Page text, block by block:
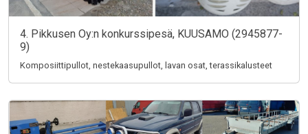
4. Pikkusen Oy:n konkurssipesä, KUUSAMO (2945877-
9)
Komposiittipullot, nestekaasupullot, lavan osat, terassikalusteet